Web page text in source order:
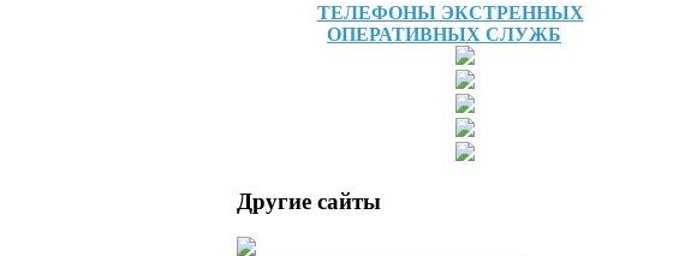
ТЕЛЕФОНЫ ЭКСТРЕННЫХ
ОПЕРАТИВНЫХ СЛУЖБ
Другие сайты